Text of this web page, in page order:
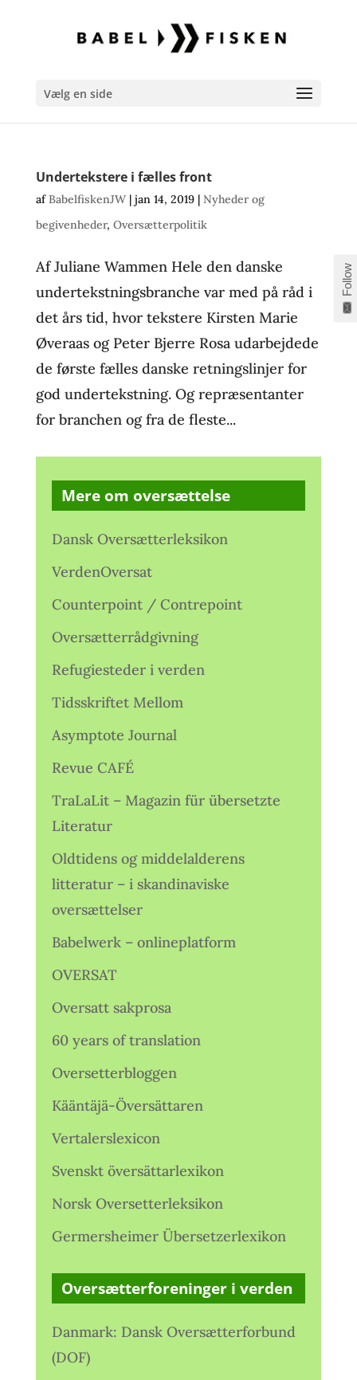
Vælg en side
Undertekstere i fælles front
afBabelfiskenJW| jan 14, 2019| Nyheder og
begivenheder, Oversætterpolitik
Af Juliane Wammen Hele den danske
undertekstningsbranche var med på råd i
det års tid, hvor tekstere Kirsten Marie
Øveraas og Peter Bjerre Rosa udarbejdede
de første fælles danske retningslinjer for
god undertekstning. Og repræsentanter
for branchen og fra de fleste...
Mere om oversættelse
Dansk Oversætterleksikon
VerdenOversat
Counterpoint / Contrepoint
Oversætterrådgivning
Refugiesteder i verden
Tidsskriftet Mellom
Asymptote Journal
Revue CAFÉ
TraLaLit – Magazin für übersetzte
Literatur
Oldtidens og middelalderens
litteratur – i skandinaviske
oversættelser
Babelwerk – onlineplatform
OVERSAT
Oversatt sakprosa
60 years of translation
Oversetterbloggen
Kääntäjä-Översättaren
Vertalerslexicon
Svenskt översättarlexikon
Norsk Oversetterleksikon
Germersheimer Übersetzerlexikon
Oversætterforeninger i verden
Danmark: Dansk Oversætterforbund
(DOF)
Follow